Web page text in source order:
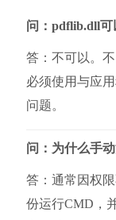
问：pdflib.dll可
答：不可以。
必须使用与应
问题。
问：为什么手
答：通常因权
份运行CMD，